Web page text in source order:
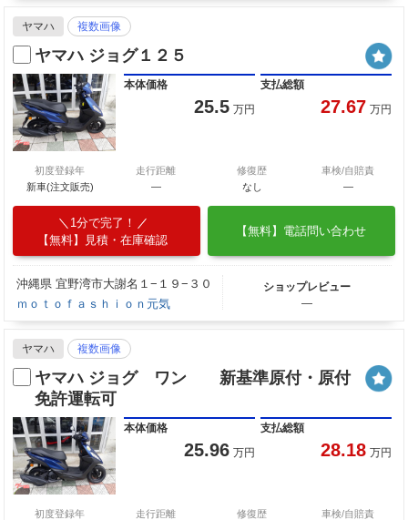
ヤマハ 複数画像
ヤマハ ジョグ１２５
本体価格
25.5 万円
支払総額
27.67 万円
初度登録年
新車(注文販売)
走行距離
―
修復歴
なし
車検/自賠責
―
1分で完了！
【無料】見積・在庫確認
【無料】電話問い合わせ
沖縄県 宜野湾市大謝名１−１９−３０
ｍｏｔｏｆａｓｈｉｏｎ元気
ショップレビュー
―
ヤマハ 複数画像
ヤマハ ジョグ ワン 新基準原付・原付
免許運転可
本体価格
25.96 万円
支払総額
28.18 万円
初度登録年
走行距離
修復歴
車検/自賠責